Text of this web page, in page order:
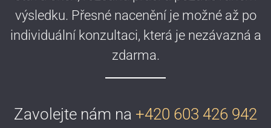
výsledku. Přesné nacenění je možné až po
individuální konzultaci, která je nezávazná a
zdarma.
Zavolejte nám na +420 603 426 942